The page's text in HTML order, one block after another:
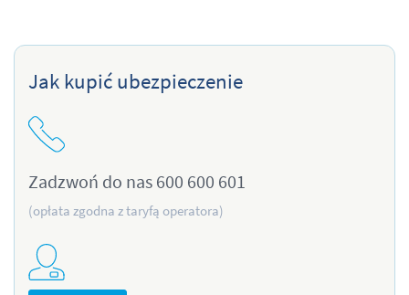
Jak kupić ubezpieczenie
Zadzwoń do nas 600 600 601
(opłata zgodna z taryfą operatora)